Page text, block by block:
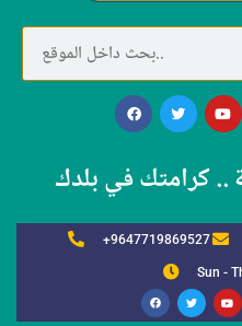
.. كرامتك في بلدك
+9647719869527
Sun -